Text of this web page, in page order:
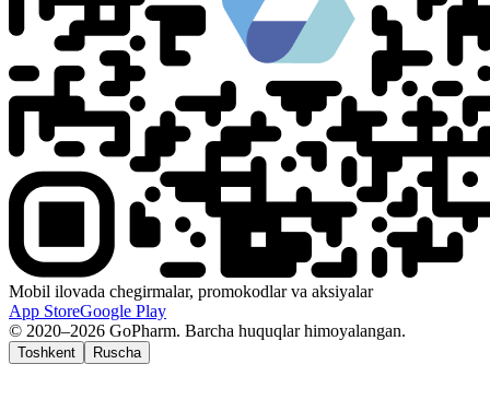
Mobil ilovada chegirmalar, promokodlar va aksiyalar
App StoreGoogle Play
© 2020–2026 GoPharm. Barcha huquqlar himoyalangan.
Toshkent Ruscha